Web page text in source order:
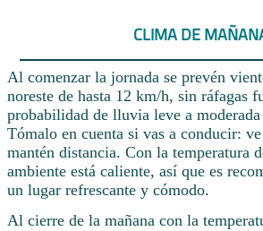
CLIMA DE
Al comenzar la jornada se prevén
noreste de hasta 12 km/h, sin ráfagas
probabilidad de lluvia leve a
Tómalo en cuenta si vas a conducir:
mantén distancia. Con la temperatura
ambiente está caliente, así que es
un lugar refrescante y cómodo.
Al cierre de la mañana con la